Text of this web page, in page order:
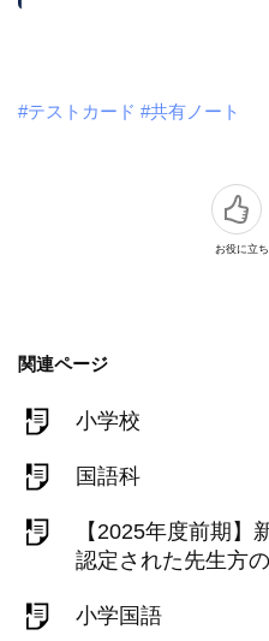
#テストカード #共有ノート
お役に立
関連ページ
小学校
国語科
【2025年度前期】
認定された先生方
小学国語